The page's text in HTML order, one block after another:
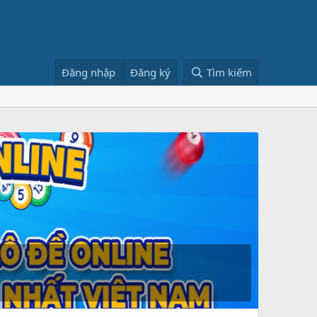
Đăng nhập Đăng ký Tìm kiếm